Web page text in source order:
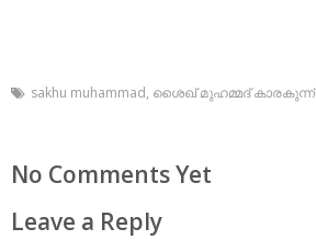
sakhu muhammad, ശൈഖ് മുഹമ്മദ് കാരകുന്ന്
No Comments Yet
Leave a Reply